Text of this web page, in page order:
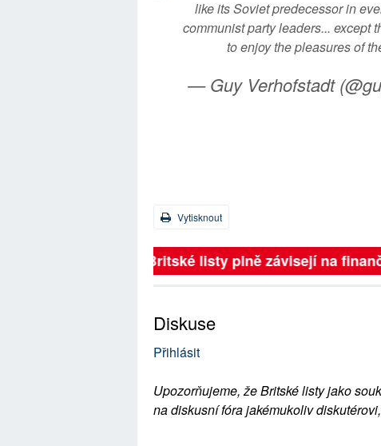
like its Soviet predecessor in
communist party leaders... except
to enjoy the pleasures of
— Guy Verhofstadt
Vytisknout
Britské listy plně závisejí na
Diskuse
Přihlásit
Upozorňujeme, že Britské listy jako
na diskusní fóra jakémukoliv